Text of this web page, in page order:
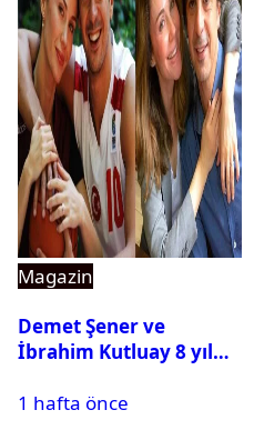
Magazin
Demet Şener ve
İbrahim Kutluay 8 yıl
Ailece Yunanistan
1 hafta önce